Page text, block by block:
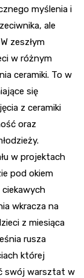
myślenia i
ale
zeszłym
w różnym
ceramiki. To w
się
z ceramiki
oraz
w projektach
pod okiem
wkracza na
z miesiąca
rusza
której
swój warsztat w